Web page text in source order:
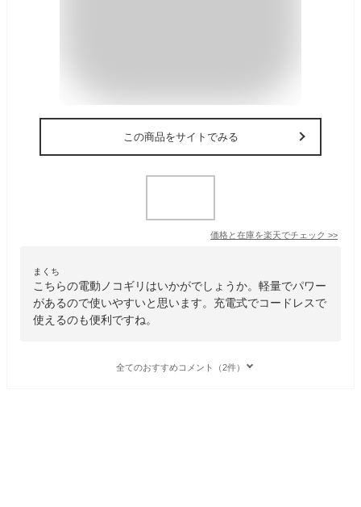
この商品をサイトでみる
価格と在庫を楽天でチェック >>
まくち
こちらの電動ノコギリはいかがでしょうか。軽量でパワー
があるので使いやすいと思います。充電式でコードレスで
使えるのも便利ですね。
全てのおすすめコメント（2件）